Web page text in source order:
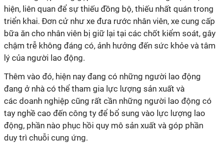
hiện, liên quan để sự thiếu đồng bộ, thiếu nhất quán trong
triển khai. Đơn cử như xe đưa rước nhân viên, xe cung cấp
bữa ăn cho nhân viên bị giữ lại tại các chốt kiểm soát, gây
chậm trễ không đáng có, ảnh hưởng đến sức khỏe và tâm
lý của người lao động.
Thêm vào đó, hiện nay đang có những người lao động
đang ở nhà có thể tham gia lực lượng sản xuất và
các doanh nghiệp cũng rất cần những người lao động có
tay nghề cao đến công ty để bổ sung vào lực lượng lao
động, phần nào phục hồi quy mô sản xuất và góp phần
duy trì chuỗi cung ứng.